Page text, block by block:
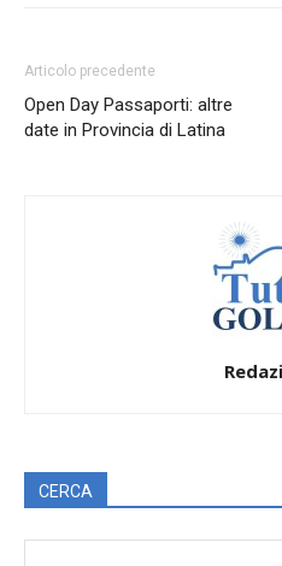
Articolo precedente
Open Day Passaporti: altre
date in Provincia di Latina
CERCA